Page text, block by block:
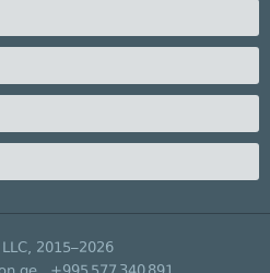
2015–2026